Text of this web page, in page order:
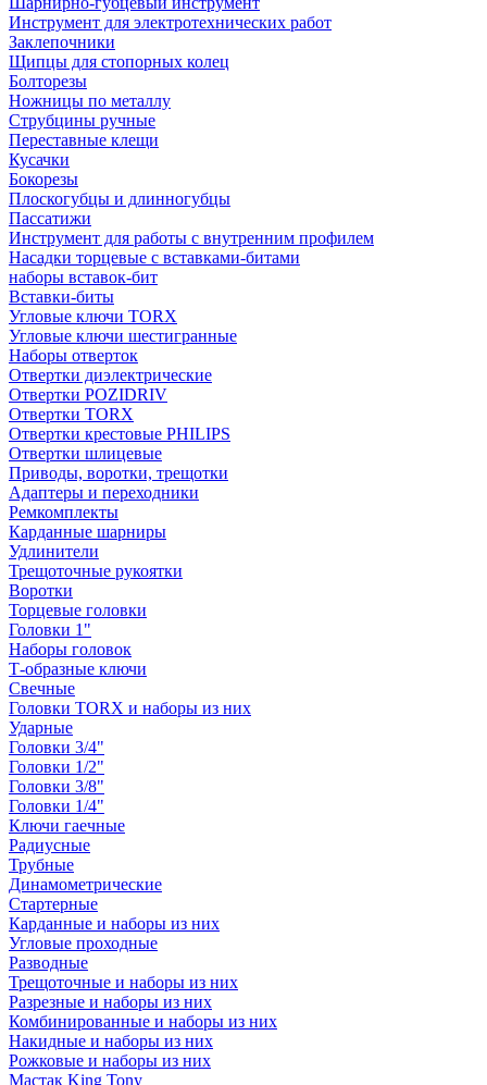
Инструмент для электротехнических работ
Заклепочники
Щипцы для стопорных колец
Болторезы
Ножницы по металлу
Струбцины ручные
Переставные клещи
Кусачки
Бокорезы
Плоскогубцы и длинногубцы
Пассатижи
Инструмент для работы с внутренним профилем
Насадки торцевые с вставками-битами
наборы вставок-бит
Вставки-биты
Угловые ключи TORX
Угловые ключи шестигранные
Наборы отверток
Отвертки диэлектрические
Отвертки POZIDRIV
Отвертки TORX
Отвертки крестовые PHILIPS
Отвертки шлицевые
Приводы, воротки, трещотки
Адаптеры и переходники
Ремкомплекты
Карданные шарниры
Удлинители
Трещоточные рукоятки
Воротки
Торцевые головки
Головки 1"
Наборы головок
Т-образные ключи
Свечные
Головки TORX и наборы из них
Ударные
Головки 3/4"
Головки 1/2"
Головки 3/8"
Головки 1/4"
Ключи гаечные
Радиусные
Трубные
Динамометрические
Стартерные
Карданные и наборы из них
Угловые проходные
Разводные
Трещоточные и наборы из них
Разрезные и наборы из них
Комбинированные и наборы из них
Накидные и наборы из них
Рожковые и наборы из них
Мастак King Tony